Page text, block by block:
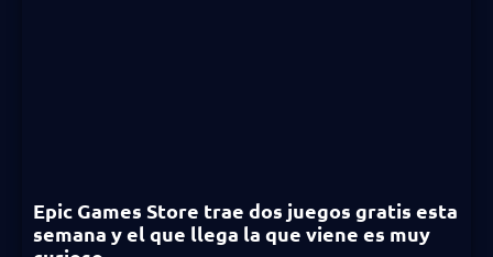
Epic Games Store trae dos juegos gratis esta
semana y el que llega la que viene es muy